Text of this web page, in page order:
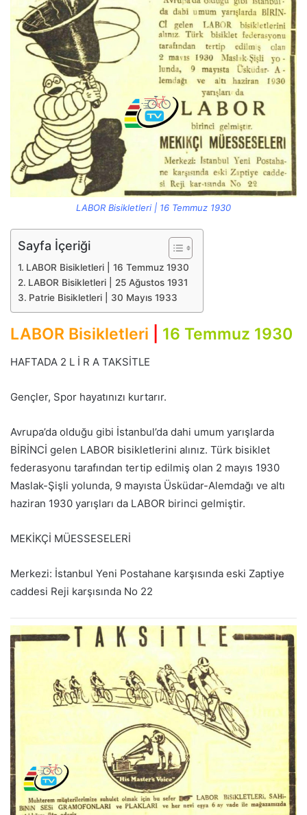
LABOR Bisikletleri | 16 Temmuz 1930
Sayfa İçeriği
LABOR Bisikletleri | 16 Temmuz 1930
LABOR Bisikletleri | 25 Ağustos 1931
Patrie Bisikletleri | 30 Mayıs 1933
LABOR Bisikletleri 16 Temmuz 1930
HAFTADA 2 L İ R A TAKSİTLE
Gençler, Spor hayatınızı kurtarır.
Avrupa’da olduğu gibi İstanbul’da dahi umum yarışlarda
BİRİNCİ gelen LABOR bisikletlerini alınız. Türk bisiklet
federasyonu tarafından tertip edilmiş olan 2 mayıs 1930
Maslak-Şişli yolunda, 9 mayısta Üsküdar-Alemdağı ve altı
haziran 1930 yarışları da LABOR birinci gelmiştir.
MEKİKÇİ MÜESSESELERİ
Merkezi: İstanbul Yeni Postahane karşısında eski Zaptiye
caddesi Reji karşısında No 22